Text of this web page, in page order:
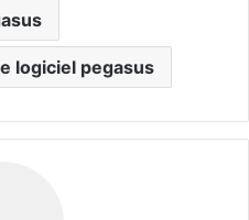
logiciel pegasus